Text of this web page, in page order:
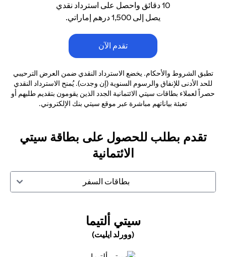
10 دقائق واحصل على استرداد نقدي
يصل إلى 1,500 درهم إماراتي.
تقدم الآن
تطبق الشروط والأحكام. يخضع الاسترداد النقدي ضمن العرض الترحيبي
للحد الأدنى للإنفاق والرسوم السنوية (إن وجدت). يُمنح الاسترداد النقدي
حصراً لعملاء بطاقات سيتي الائتمانية الجدد الذين يقومون بتقديم طلبهم أو
تعبئة بياناتهم مباشرة عبر موقع سيتي بنك الإلكتروني.
تقدم بطلب للحصول على بطاقة سيتي
الائتمانية
بطاقات السفر
سيتي ألتيما
(وورلد ايليت)